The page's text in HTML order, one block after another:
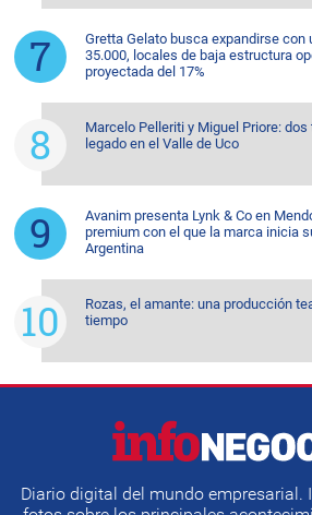
Gretta Gelato busca expandirse con
35.000, locales de baja estructura
proyectada del 17%
Marcelo Pelleriti y Miguel Priore:
legado en el Valle de Uco
Avanim presenta Lynk & Co en
premium con el que la marca inicia
Argentina
Rozas, el amante: una producción
tiempo
Diario digital del mundo empresarial.